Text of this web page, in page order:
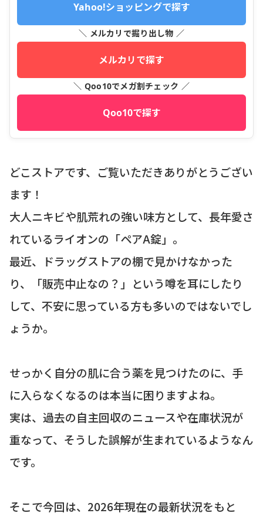
Yahoo!ショッピングで探す
＼ メルカリで掘り出し物 ／
メルカリで探す
＼ Qoo10でメガ割チェック ／
Qoo10で探す
どこストアです、ご覧いただきありがとうござい
ます！
大人ニキビや肌荒れの強い味方として、長年愛さ
れているライオンの「ペアA錠」。
最近、ドラッグストアの棚で見かけなかった
り、「販売中止なの？」という噂を耳にしたり
して、不安に思っている方も多いのではないでし
ょうか。
せっかく自分の肌に合う薬を見つけたのに、手
に入らなくなるのは本当に困りますよね。
実は、過去の自主回収のニュースや在庫状況が
重なって、そうした誤解が生まれているようなん
です。
そこで今回は、2026年現在の最新状況をもと